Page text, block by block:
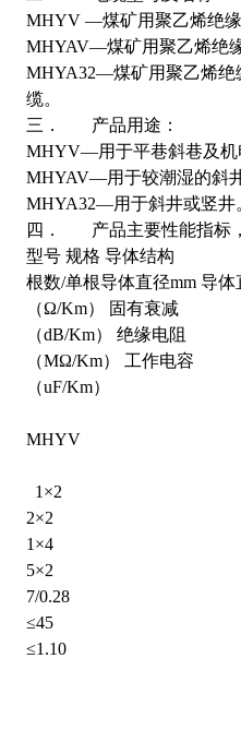
MHYV —煤矿用聚乙烯绝缘
MHYAV—煤矿用聚乙烯绝
MHYA32—煤矿用聚乙烯绝
缆。
三．
产品用途：
MHYV—用于平巷斜巷及机
MHYAV—用于较潮湿的斜
MHYA32—用于斜井或竖井
四．
产品主要性能指标
型号 规格 导体结构
根数/单根导体直径mm 导体
（Ω/Km） 固有衰减
（dB/Km） 绝缘电阻
（MΩ/Km） 工作电容
（uF/Km）
MHYV
1×2
2×2
1×4
5×2
7/0.28
≤45
≤1.10